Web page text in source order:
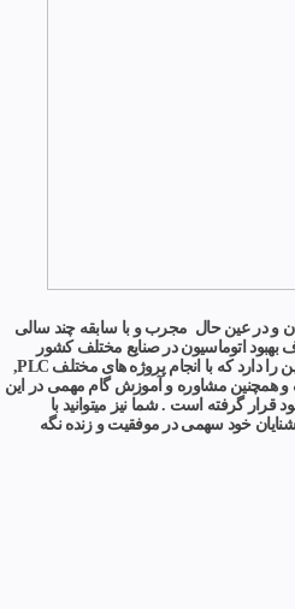
و در عین حال مجرب و با سابقه چند سالی
اتوماسیون در صنایع مختلف کشور
شروع به فعالیت نموده و امروز افتخار این را دارد که با انجام پروژه های مختلف PLC,
و همچنین مشاوره و آموزش گام مهمی در این
قرار گرفته است . شما نیز میتوانید با
خود سهمی در موفقیت و زنده نگه